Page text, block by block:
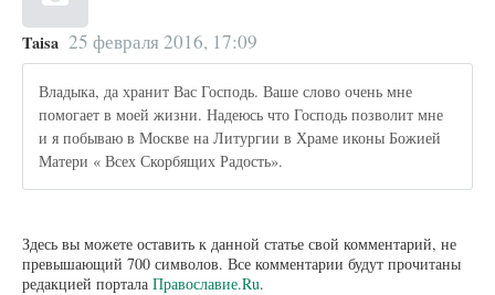
Taisa 25 февраля 2016, 17:09
Владыка, да хранит Вас Господь. Ваше слово очень мне
помогает в моей жизни. Надеюсь что Господь позволит мне
и я побываю в Москве на Литургии в Храме иконы Божией
Матери « Всех Скорбящих Радость».
Здесь вы можете оставить к данной статье свой комментарий, не
превышающий 700 символов. Все комментарии будут прочитаны
редакцией портала Православие.Ru.